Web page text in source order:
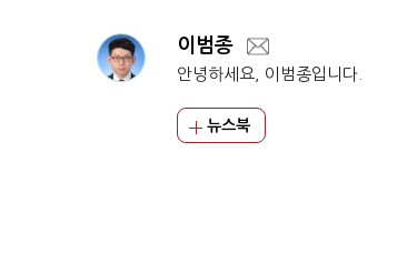
이범종
안녕하세요, 이범종입니다.
뉴스북